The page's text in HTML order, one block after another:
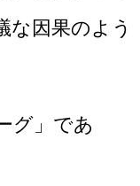
な因果のよう
グ」であ